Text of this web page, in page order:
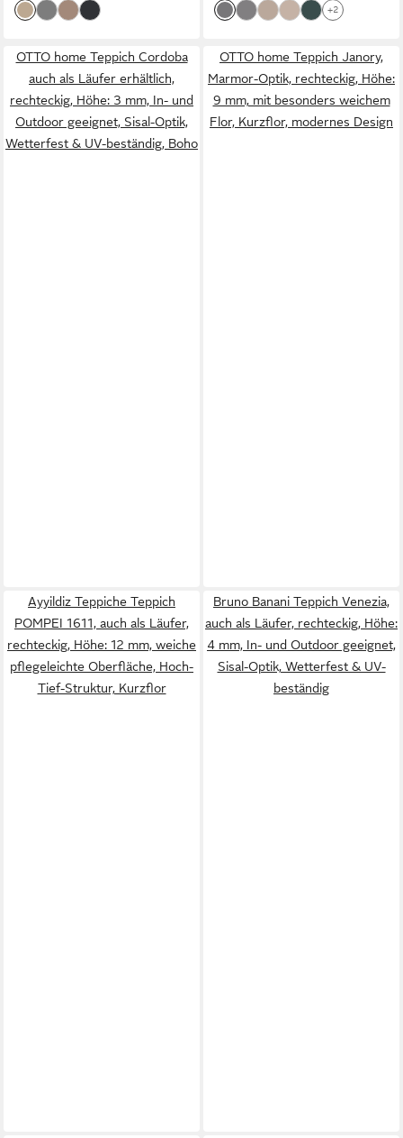
+2
OTTO home Teppich Cordoba
auch als Läufer erhältlich,
rechteckig, Höhe: 3 mm, In- und
Outdoor geeignet, Sisal-Optik,
Wetterfest & UV-beständig, Boho
OTTO home Teppich Janory,
Marmor-Optik, rechteckig, Höhe:
9 mm, mit besonders weichem
Flor, Kurzflor, modernes Design
Ayyildiz Teppiche Teppich
POMPEI 1611, auch als Läufer,
rechteckig, Höhe: 12 mm, weiche
pflegeleichte Oberfläche, Hoch-
Tief-Struktur, Kurzflor
Bruno Banani Teppich Venezia,
auch als Läufer, rechteckig, Höhe:
4 mm, In- und Outdoor geeignet,
Sisal-Optik, Wetterfest & UV-
beständig